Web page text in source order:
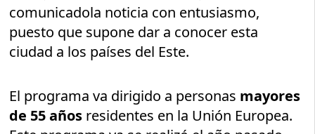
comunicadola noticia con entusiasmo,
puesto que supone dar a conocer esta
ciudad a los países del Este.
El programa va dirigido a personas mayores
de 55 años residentes en la Unión Europea.